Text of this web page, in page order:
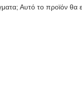
Αυτό το προϊόν θα